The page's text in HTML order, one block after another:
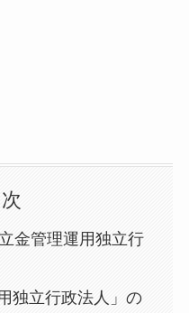
金管理運用独立行
独立行政法人」の